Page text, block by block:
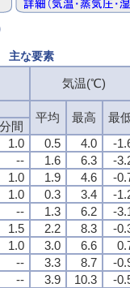
主な要素
気温(℃)
平均 最高 最
間
1.0 0.5 4.0
-
-- 1.6 6.3
-
1.0 1.9 4.6
-
1.0 0.3 3.4
-
-- 1.3 6.2
-
1.5 2.2 8.3
-
1.0 3.0 6.6
-- 3.3 8.7
-
-- 3.9 10.3
-